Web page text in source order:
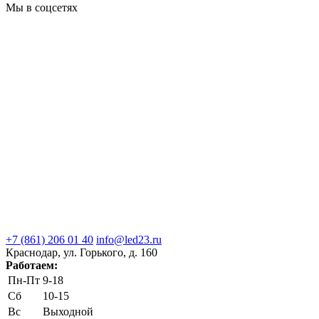
Мы в соцсетях
+7 (861) 206 01 40 info@led23.ru
Краснодар, ул. Горького, д. 160
Работаем:
Пн-Пт 9-18
Сб
10-15
Вс
Выходной